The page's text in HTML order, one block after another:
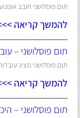
תום פוסלושני חובב
להמשך קריאה
תום פוסלושני –
תום פוסלושני מציג
להמשך קריאה
תום פוסלושני –